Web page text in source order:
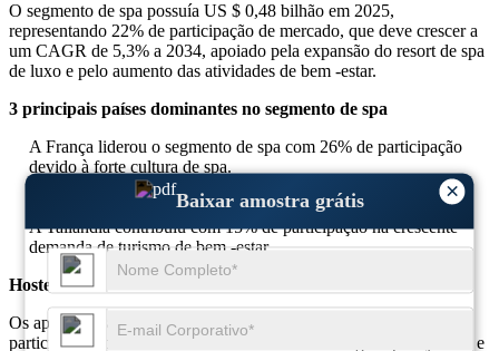
×
Baixar amostra grátis
O segmento de spa possuía US $ 0,48 bilhão em 2025,
representando 22% de participação de mercado, que deve crescer a
um CAGR de 5,3% a 2034, apoiado pela expansão do resort de spa
de luxo e pelo aumento das atividades de bem -estar.
3 principais países dominantes no segmento de spa
A França liderou o segmento de spa com 26% de participação
devido à forte cultura de spa.
O Japão detinha 19% de participação apoiada pelos resorts
tradicionais de bem -estar.
A Tailândia contribuiu com 15% de participação na crescente
demanda de turismo de bem -estar.
Hostel
Os aplicativos de albergues representam cerca de 18% da
participação total do mercado. O aumento das viagens para jovens e